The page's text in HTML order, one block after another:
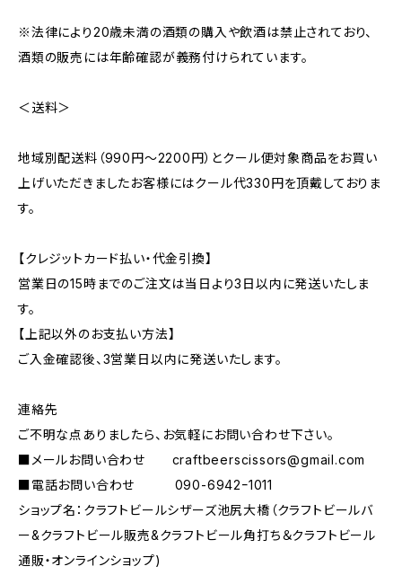
※法律により20歳未満の酒類の購入や飲酒は禁止されており、
酒類の販売には年齢確認が義務付けられています。
＜送料＞
地域別配送料（990円～2200円）とクール便対象商品をお買い
上げいただきましたお客様にはクール代330円を頂戴しておりま
す。
【クレジットカード払い・代金引換】
営業日の15時までのご注文は当日より3日以内に発送いたしま
す。
【上記以外のお支払い方法】
ご入金確認後、3営業日以内に発送いたします。
連絡先
ご不明な点ありましたら、お気軽にお問い合わせ下さい。
■メールお問い合わせ craftbeerscissors@gmail.com
■電話お問い合わせ 090-6942ｰ1011
ショップ名：クラフトビールシザーズ池尻大橋（クラフトビールバ
ー&クラフトビール販売&クラフトビール角打ち＆クラフトビール
通販・オンラインショップ)